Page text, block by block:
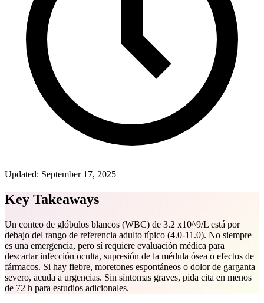
Updated: September 17, 2025
Key Takeaways
Un conteo de glóbulos blancos (WBC) de 3.2 x10^9/L está por
debajo del rango de referencia adulto típico (4.0-11.0). No siempre
es una emergencia, pero sí requiere evaluación médica para
descartar infección oculta, supresión de la médula ósea o efectos de
fármacos. Si hay fiebre, moretones espontáneos o dolor de garganta
severo, acuda a urgencias. Sin síntomas graves, pida cita en menos
de 72 h para estudios adicionales.